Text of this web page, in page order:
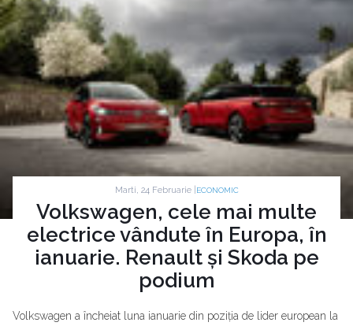
Marti, 24 Februarie | ECONOMIC
Volkswagen, cele mai multe
electrice vândute în Europa, în
ianuarie. Renault și Skoda pe
podium
Volkswagen a încheiat luna ianuarie din poziția de lider european la